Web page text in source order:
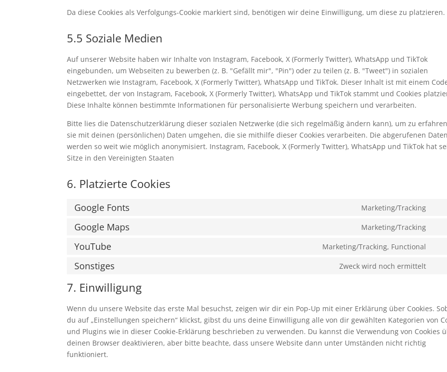
Da diese Cookies als Verfolgungs-Cookie markiert sind, benötigen wir deine Einwilligung, um diese zu platzieren.
5.5 Soziale Medien
Auf unserer Website haben wir Inhalte von Instagram, Facebook, X (Formerly Twitter), WhatsApp und TikTok
eingebunden, um Webseiten zu bewerben (z. B. "Gefällt mir", "Pin") oder zu teilen (z. B. "Tweet") in sozialen
Netzwerken wie Instagram, Facebook, X (Formerly Twitter), WhatsApp und TikTok. Dieser Inhalt ist mit einem
eingebettet, der von Instagram, Facebook, X (Formerly Twitter), WhatsApp und TikTok stammt und Cookies
Diese Inhalte können bestimmte Informationen für personalisierte Werbung speichern und verarbeiten.
Bitte lies die Datenschutzerklärung dieser sozialen Netzwerke (die sich regelmäßig ändern kann), um zu
sie mit deinen (persönlichen) Daten umgehen, die sie mithilfe dieser Cookies verarbeiten. Die abgerufenen Daten
werden so weit wie möglich anonymisiert. Instagram, Facebook, X (Formerly Twitter), WhatsApp und TikTok hat
Sitze in den Vereinigten Staaten
6. Platzierte Cookies
Google Fonts Marketing/Tracking
Google Maps Marketing/Tracking
YouTube Marketing/Tracking, Functional
Sonstiges Zweck wird noch ermittelt
7. Einwilligung
Wenn du unsere Website das erste Mal besuchst, zeigen wir dir ein Pop-Up mit einer Erklärung über Cookies.
du auf „Einstellungen speichern“ klickst, gibst du uns deine Einwilligung alle von dir gewählten Kategorien von
und Plugins wie in dieser Cookie-Erklärung beschrieben zu verwenden. Du kannst die Verwendung von Cookies
deinen Browser deaktivieren, aber bitte beachte, dass unsere Website dann unter Umständen nicht richtig
funktioniert.